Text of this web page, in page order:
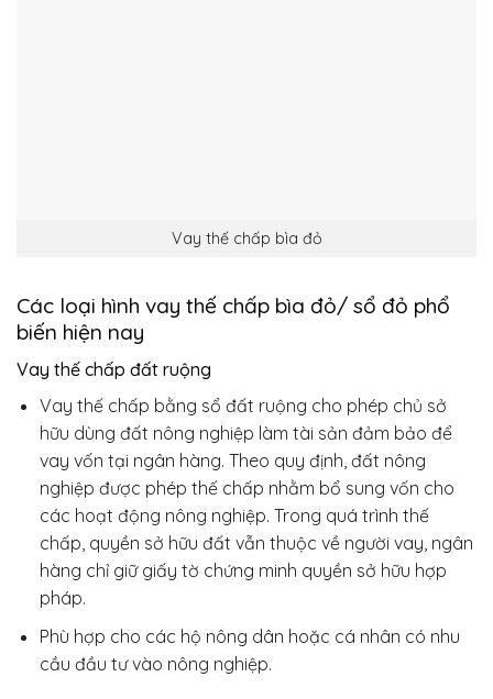
Vay thế chấp bìa đỏ
Các loại hình vay thế chấp bìa đỏ/ sổ đỏ phổ
biến hiện nay
Vay thế chấp đất ruộng
Vay thế chấp bằng sổ đất ruộng cho phép chủ sở
hữu dùng đất nông nghiệp làm tài sản đảm bảo để
vay vốn tại ngân hàng. Theo quy định, đất nông
nghiệp được phép thế chấp nhằm bổ sung vốn cho
các hoạt động nông nghiệp. Trong quá trình thế
chấp, quyền sở hữu đất vẫn thuộc về người vay, ngân
hàng chỉ giữ giấy tờ chứng minh quyền sở hữu hợp
pháp.
Phù hợp cho các hộ nông dân hoặc cá nhân có nhu
cầu đầu tư vào nông nghiệp.